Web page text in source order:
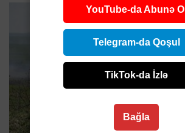
YouTube-da Abunə Ol
Telegram-da Qoşul
TikTok-da İzlə
Bağla